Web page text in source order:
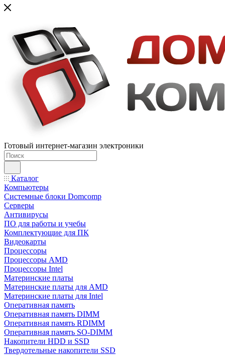
Готовый интернет-магазин электроники
Каталог
Компьютеры
Системные блоки Domcomp
Серверы
Антивирусы
ПО для работы и учебы
Комплектующие для ПК
Видеокарты
Процессоры
Процессоры AMD
Процессоры Intel
Материнские платы
Материнские платы для AMD
Материнские платы для Intel
Оперативная память
Оперативная память DIMM
Оперативная память RDIMM
Оперативная память SO-DIMM
Накопители HDD и SSD
Твердотельные накопители SSD